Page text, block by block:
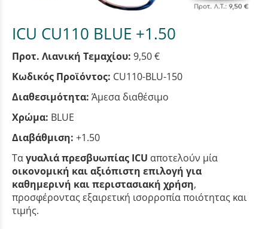
ICU CU110 BLUE +1.50
Προτ. Λιανική Τεμαχίου: 9,50 €
Κωδικός Προϊόντος: CU110-BLU-150
Διαθεσιμότητα: Άμεσα διαθέσιμο
Χρώμα: BLUE
Διαβάθμιση: +1.50
Ταγυαλιά πρεσβυωπίας ICU αποτελούν μία
οικονομική και αξιόπιστη επιλογή για
καθημερινή και περιστασιακή χρήση,
προσφέροντας εξαιρετική ισορροπία ποιότητας και
τιμής.